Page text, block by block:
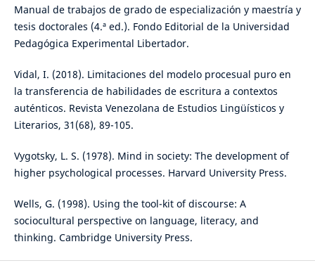
Manual de trabajos de grado de especialización y maestría y
tesis doctorales (4.ª ed.). Fondo Editorial de la Universidad
Pedagógica Experimental Libertador.
Vidal, I. (2018). Limitaciones del modelo procesual puro en
la transferencia de habilidades de escritura a contextos
auténticos. Revista Venezolana de Estudios Lingüísticos y
Literarios, 31(68), 89-105.
Vygotsky, L. S. (1978). Mind in society: The development of
higher psychological processes. Harvard University Press.
Wells, G. (1998). Using the tool-kit of discourse: A
sociocultural perspective on language, literacy, and
thinking. Cambridge University Press.